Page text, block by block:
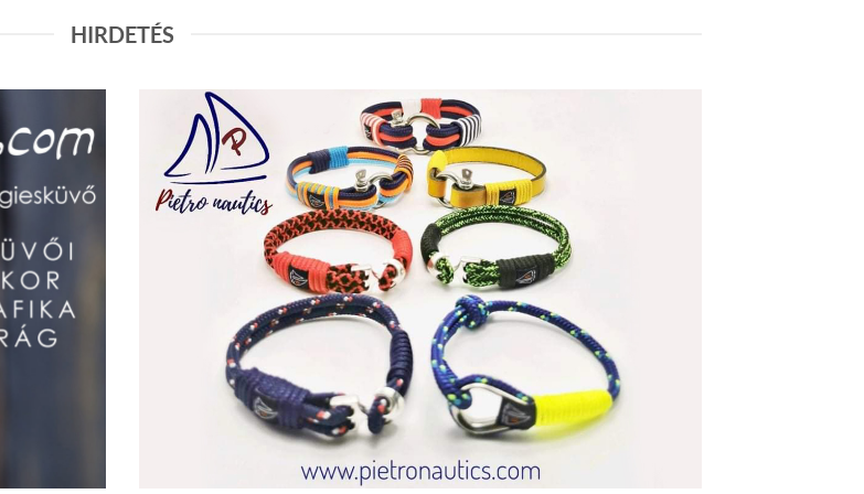
LEVENDULÁS TERMÉKEK Himalája só termékek